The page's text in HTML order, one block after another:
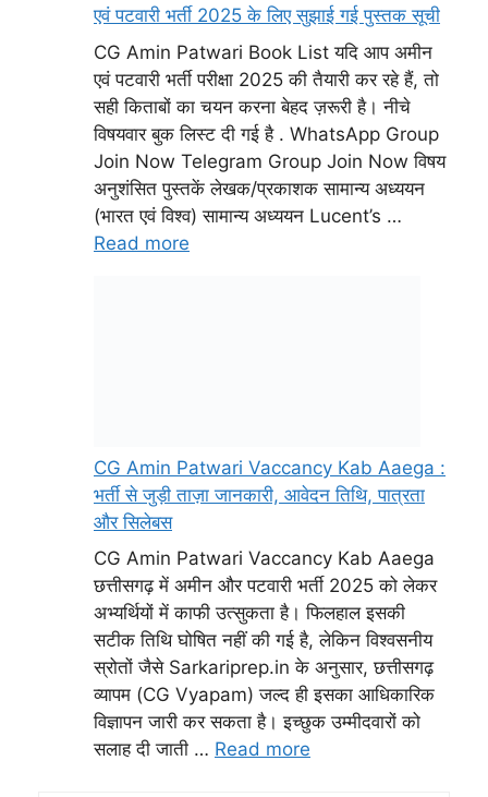
CG Amin Patwari Vaccancy Kab Aaega :
भर्ती से जुड़ी ताज़ा जानकारी, आवेदन तिथि, पात्रता
और सिलेबस
CG Amin Patwari Vaccancy Kab Aaega
छत्तीसगढ़ में अमीन और पटवारी भर्ती 2025 को लेकर
अभ्यर्थियों में काफी उत्सुकता है। फिलहाल इसकी
सटीक तिथि घोषित नहीं की गई है, लेकिन विश्वसनीय
jitendrasinha
हेलो दोस्त में जितेंद्र सिन्हा में छत्तीसगढ़ के दुर्ग जिले कुम्हारी से हु में पिछले
पांच सालों से सरकारी योजना और सरकारी जॉब से रिलेटेड न्यूज़ देता हूं।
इस ब्लॉग पोस्ट के माध्यम से आप विभिन्न सरकारी और प्राइवेट नौकरियों
के बारे में जान सकेंगे और सही समय पर अपनी तैयारी शुरू कर सकेंगे।
एक बेहतर कल का निर्माणjob12thpass.comके साथ में
यदि आप इस वेबसाइट में किसी भी प्रकार के विज्ञापन देना चाहते हो तो